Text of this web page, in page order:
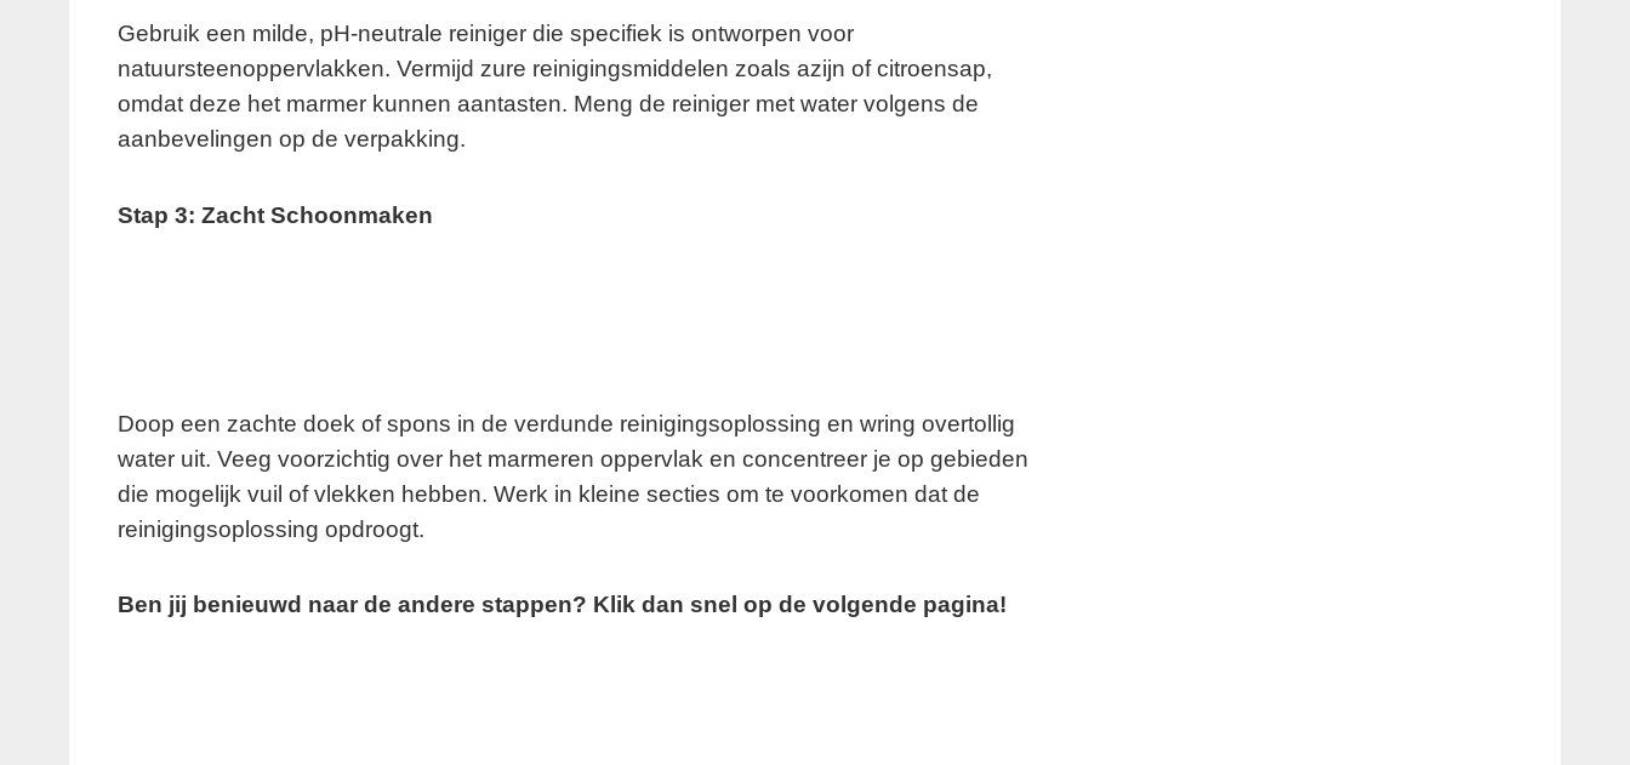
Gebruik een milde, pH-neutrale reiniger die specifiek is ontworpen voor
natuursteenoppervlakken. Vermijd zure reinigingsmiddelen zoals azijn of citroensap,
omdat deze het marmer kunnen aantasten. Meng de reiniger met water volgens de
aanbevelingen op de verpakking.
Stap 3: Zacht Schoonmaken
Doop een zachte doek of spons in de verdunde reinigingsoplossing en wring overtollig
water uit. Veeg voorzichtig over het marmeren oppervlak en concentreer je op gebieden
die mogelijk vuil of vlekken hebben. Werk in kleine secties om te voorkomen dat de
reinigingsoplossing opdroogt.
Ben jij benieuwd naar de andere stappen? Klik dan snel op de volgende pagina!